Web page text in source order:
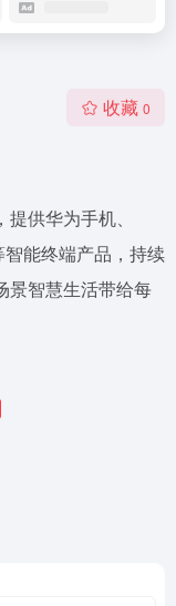
收藏 0
供华为手机、
能终端产品，持续
景智慧生活带给每